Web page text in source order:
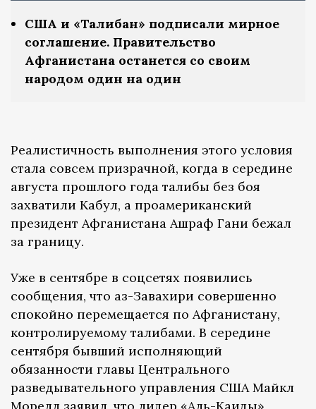
США и «Талибан» подписали мирное
соглашение. Правительство
Афганистана останется со своим
народом один на один
Реалистичность выполнения этого условия
стала совсем призрачной, когда в середине
августа прошлого года талибы без боя
захватили Кабул, а проамериканский
президент Афганистана Ашраф Гани бежал
за границу.
Уже в сентябре в соцсетях появились
сообщения, что аз-Завахири совершенно
спокойно перемещается по Афганистану,
контролируемому талибами. В середине
сентября бывший исполняющий
обязанности главы Центрального
разведывательного управления США Майкл